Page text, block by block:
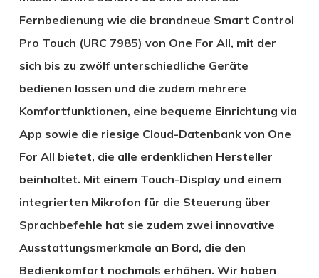
Fernbedienung wie die brandneue Smart Control
Pro Touch (URC 7985) von One For All, mit der
sich bis zu zwölf unterschiedliche Geräte
bedienen lassen und die zudem mehrere
Komfortfunktionen, eine bequeme Einrichtung via
App sowie die riesige Cloud-Datenbank von One
For All bietet, die alle erdenklichen Hersteller
beinhaltet. Mit einem Touch-Display und einem
integrierten Mikrofon für die Steuerung über
Sprachbefehle hat sie zudem zwei innovative
Ausstattungsmerkmale an Bord, die den
Bedienkomfort nochmals erhöhen. Wir haben